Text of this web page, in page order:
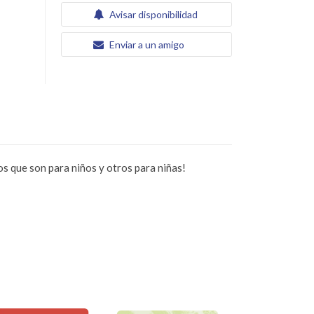
Avisar disponibilidad
Enviar a un amigo
que son para niños y otros para niñas!